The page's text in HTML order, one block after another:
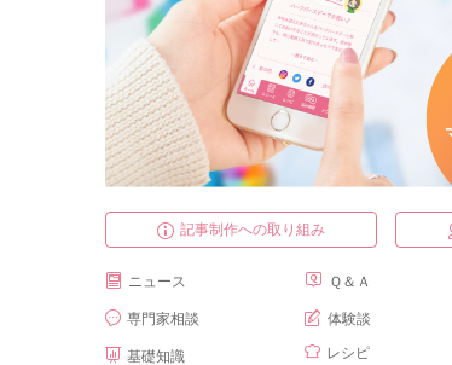
記事制作への取り組み
ニュース
専門家相談
基礎知識
Ｑ＆Ａ
体験談
レシピ